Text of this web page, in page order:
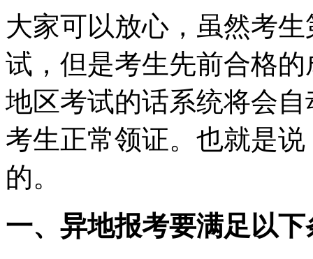
大家可以放心，虽然考
试，但是考生先前合格
地区考试的话系统将会
考生正常领证。也就是
的。
一、异地报考要满足以下